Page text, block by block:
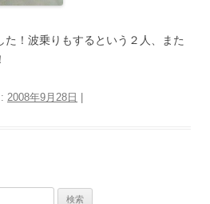
た！波乗りもするという２人、また
2008年9月28日